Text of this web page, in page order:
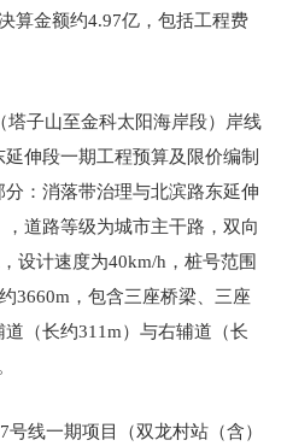
算金额约4.97亿，包括工程费
子山至金科太阳海岸段）岸线
伸段一期工程预算及限价编制
：消落带治理与北滨路东延伸
道路等级为城市主干路，双向
设计速度为40km/h，桩号范围
3660m，包含三座桥梁、三座
（长约311m）与右辅道（长
线一期项目（双龙村站（含）